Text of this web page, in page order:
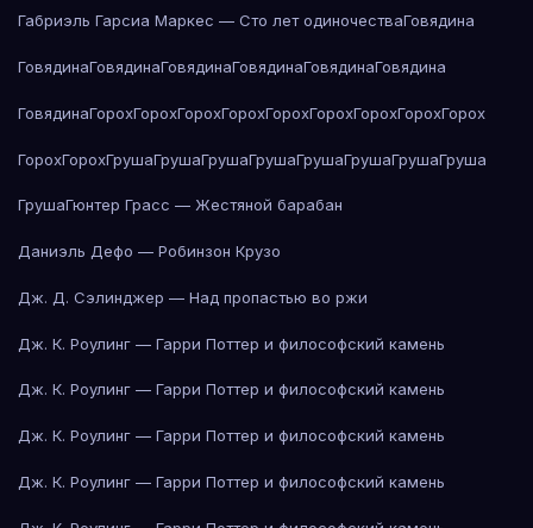
Габриэль Гарсиа Маркес — Сто лет одиночестваГовядина
ГовядинаГовядинаГовядинаГовядинаГовядинаГовядина
ГовядинаГорохГорохГорохГорохГорохГорохГорохГорохГорох
ГорохГорохГрушаГрушаГрушаГрушаГрушаГрушаГрушаГруша
ГрушаГюнтер Грасс — Жестяной барабан
Даниэль Дефо — Робинзон Крузо
Дж. Д. Сэлинджер — Над пропастью во ржи
Дж. К. Роулинг — Гарри Поттер и философский камень
Дж. К. Роулинг — Гарри Поттер и философский камень
Дж. К. Роулинг — Гарри Поттер и философский камень
Дж. К. Роулинг — Гарри Поттер и философский камень